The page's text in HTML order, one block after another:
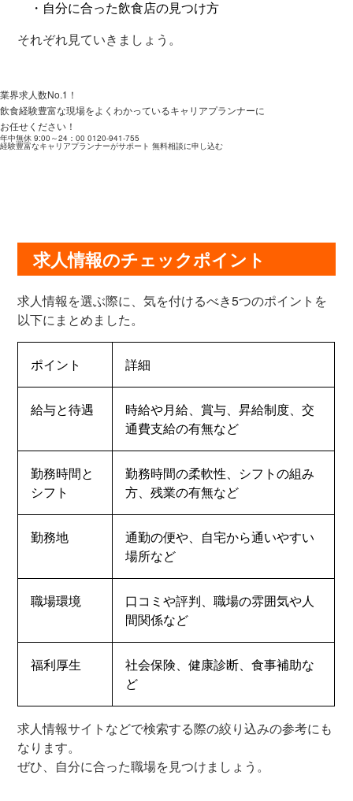
・自分に合った飲食店の見つけ方
それぞれ見ていきましょう。
業界求人数No.1！
飲食経験豊富な現場をよくわかっているキャリアプランナーに
お任せください！
年中無休 9:00～24：00 0120-941-755
経験豊富なキャリアプランナーがサポート 無料相談に申し込む
求人情報のチェックポイント
求人情報を選ぶ際に、気を付けるべき5つのポイントを
以下にまとめました。
ポイント 詳細
給与と待遇
時給や月給、賞与、昇給制度、交
通費支給の有無など
勤務時間と
シフト
勤務時間の柔軟性、シフトの組み
方、残業の有無など
勤務地
通勤の便や、自宅から通いやすい
場所など
職場環境
口コミや評判、職場の雰囲気や人
間関係など
福利厚生
社会保険、健康診断、食事補助な
ど
求人情報サイトなどで検索する際の絞り込みの参考にも
なります。
ぜひ、自分に合った職場を見つけましょう。